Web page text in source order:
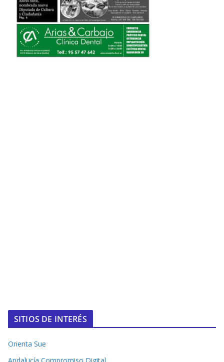
SITIOS DE INTERÉS
Orienta Sue